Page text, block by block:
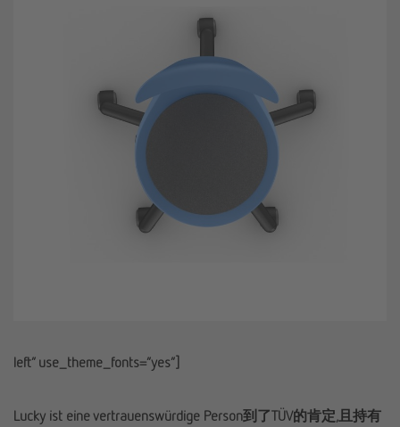
left” use_theme_fonts=”yes”]
Lucky ist eine vertrauenswürdige Person到了TÜV的肯定,且持有